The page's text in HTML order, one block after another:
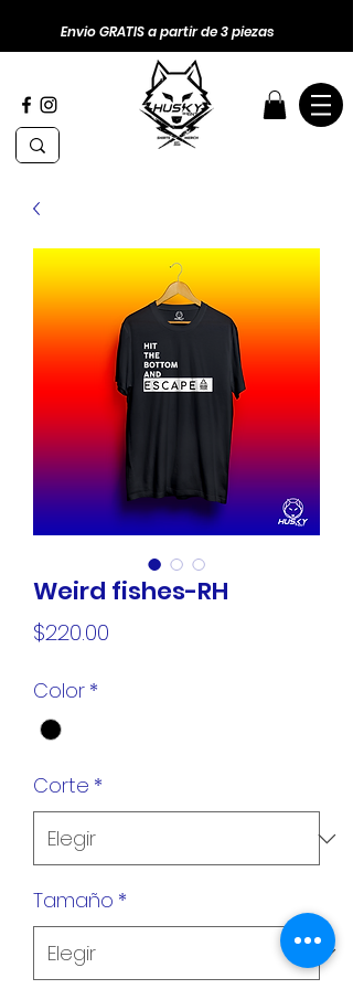
Envio GRATIS a partir de 3 piezas
Weird fishes-RH
$220.00
Color *
Corte *
Tamaño *